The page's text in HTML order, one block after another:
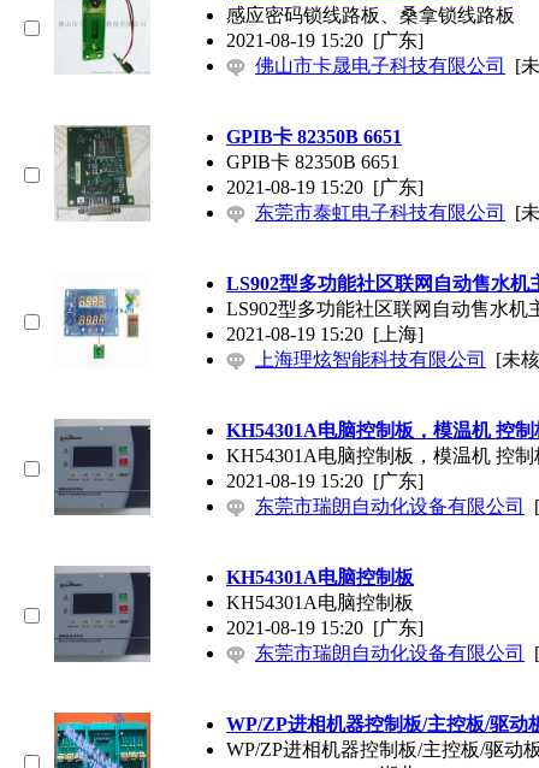
感应密码锁线路板、桑拿锁线路板
2021-08-19 15:20 [广东]
佛山市卡晟电子科技有限公司
[
GPIB卡 82350B 6651
GPIB卡 82350B 6651
2021-08-19 15:20 [广东]
东莞市泰虹电子科技有限公司
[
LS902型多功能社区联网自动售水机
LS902型多功能社区联网自动售水机
2021-08-19 15:20 [上海]
上海理炫智能科技有限公司
[未
KH54301A电脑控制板，模温机 控制
KH54301A电脑控制板，模温机 控制
2021-08-19 15:20 [广东]
东莞市瑞朗自动化设备有限公司
KH54301A电脑控制板
KH54301A电脑控制板
2021-08-19 15:20 [广东]
东莞市瑞朗自动化设备有限公司
WP/ZP进相机器控制板/主控板/驱动
WP/ZP进相机器控制板/主控板/驱动